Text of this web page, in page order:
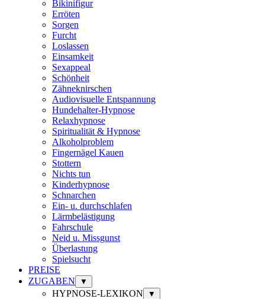
Bikinifigur
Erröten
Sorgen
Furcht
Loslassen
Einsamkeit
Sexappeal
Schönheit
Zähneknirschen
Audiovisuelle Entspannung
Hundehalter-Hypnose
Relaxhypnose
Spiritualität & Hypnose
Alkoholproblem
Fingernägel Kauen
Stottern
Nichts tun
Kinderhypnose
Schnarchen
Ein- u. durchschlafen
Lärmbelästigung
Fahrschule
Neid u. Missgunst
Überlastung
Spielsucht
PREISE
ZUGABEN
▼
HYPNOSE-LEXIKON ▼